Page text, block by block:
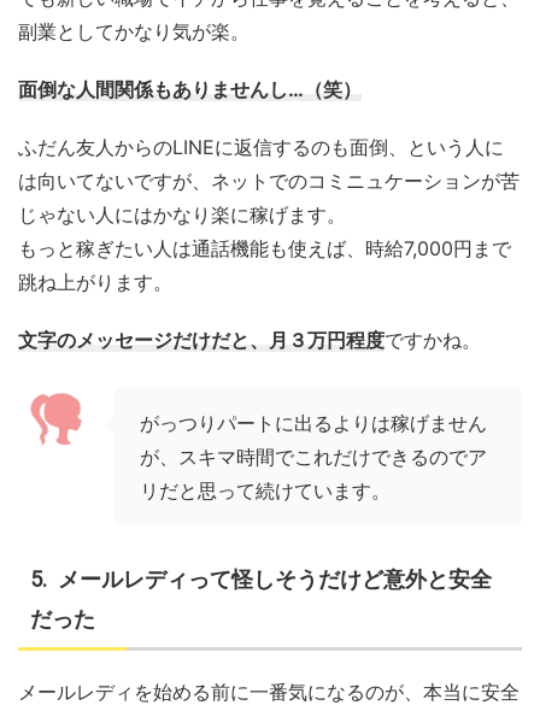
副業としてかなり気が楽。
面倒な人間関係もありませんし…（笑）
ふだん友人からのLINEに返信するのも面倒、という人に
は向いてないですが、ネットでのコミニュケーションが苦
じゃない人にはかなり楽に稼げます。
もっと稼ぎたい人は通話機能も使えば、時給7,000円まで
跳ね上がります。
文字のメッセージだけだと、月３万円程度ですかね。
がっつりパートに出るよりは稼げません
が、スキマ時間でこれだけできるのでア
リだと思って続けています。
メールレディって怪しそうだけど意外と安全
だった
メールレディを始める前に一番気になるのが、本当に安全